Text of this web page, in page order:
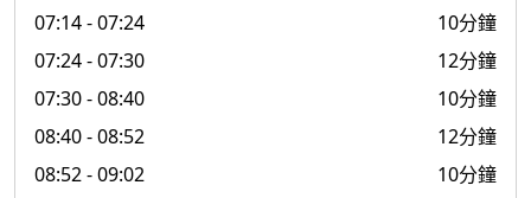
07:14- 07:24
10分鐘
07:24- 07:30
12分鐘
07:30- 08:40
10分鐘
08:40- 08:52
12分鐘
08:52- 09:02
10分鐘